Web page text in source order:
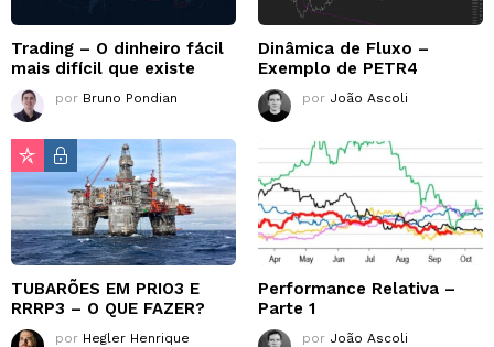
Trading – O dinheiro fácil
mais difícil que existe
por Bruno Pondian
Dinâmica de Fluxo –
Exemplo de PETR4
por João Ascoli
TUBARÕES EM PRIO3 E
RRRP3 – O QUE FAZER?
por Hegler Henrique
Performance Relativa –
Parte 1
por João Ascoli